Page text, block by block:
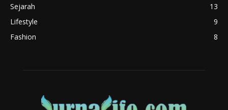
Sejarah
13
Lifestyle
9
Fashion
8